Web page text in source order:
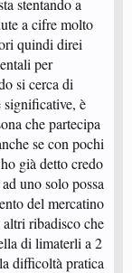
stentando a
a cifre molto
quindi direi
per
si cerca di
significative, è
che partecipa
se con pochi
già detto credo
uno solo possa
del mercatino
ribadisco che
di limaterli a 2
difficoltà pratica